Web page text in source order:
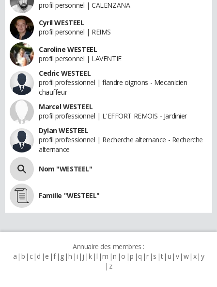
profil personnel | CALENZANA
Cyril WESTEEL
profil personnel | REIMS
Caroline WESTEEL
profil personnel | LAVENTIE
Cedric WESTEEL
profil professionnel | flandre oignons - Mecanicien
chauffeur
Marcel WESTEEL
profil professionnel | L'EFFORT REMOIS - Jardinier
Dylan WESTEEL
profil professionnel | Recherche alternance - Recherche
alternance
Nom "WESTEEL"
Famille "WESTEEL"
Annuaire des membres :
a b c d e f g h i j k l m n o p q r s t u v w x y
z